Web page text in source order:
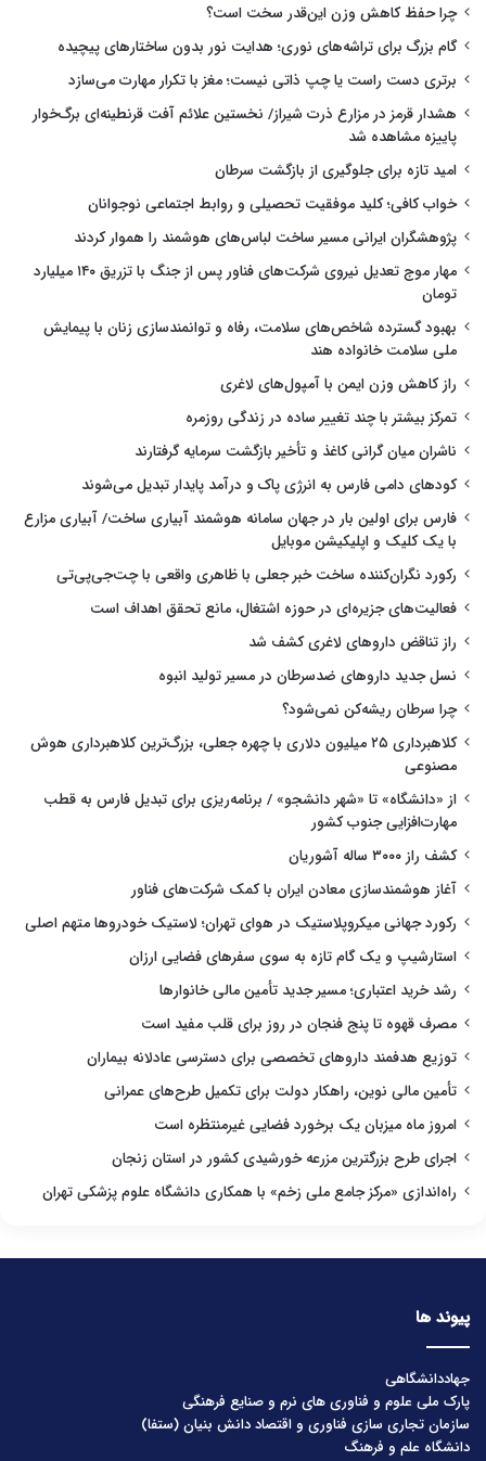
چرا حفظ کاهش وزن این‌قدر سخت است؟
گام بزرگ برای تراشه‌های نوری؛ هدایت نور بدون ساختارهای پیچیده
برتری دست راست یا چپ ذاتی نیست؛ مغز با تکرار مهارت می‌سازد
هشدار قرمز در مزارع ذرت شیراز/ نخستین علائم آفت قرنطینه‌ای برگ‌خوار
پاییزه مشاهده شد
امید تازه برای جلوگیری از بازگشت سرطان
خواب کافی؛ کلید موفقیت تحصیلی و روابط اجتماعی نوجوانان
پژوهشگران ایرانی مسیر ساخت لباس‌های هوشمند را هموار کردند
مهار موج تعدیل نیروی شرکت‌های فناور پس از جنگ با تزریق ۱۴۰ میلیارد
تومان
بهبود گسترده شاخص‌های سلامت، رفاه و توانمندسازی زنان با پیمایش
ملی سلامت خانواده هند
راز کاهش وزن ایمن با آمپول‌های لاغری
تمرکز بیشتر با چند تغییر ساده در زندگی روزمره
ناشران میان گرانی کاغذ و تأخیر بازگشت سرمایه گرفتارند
کودهای دامی فارس به انرژی پاک و درآمد پایدار تبدیل می‌شوند
فارس برای اولین بار در جهان سامانه هوشمند آبیاری ساخت/ آبیاری مزارع
با یک کلیک و اپلیکیشن موبایل
رکورد نگران‌کننده ساخت خبر جعلی با ظاهری واقعی با چت‌جی‌پی‌تی
فعالیت‌های جزیره‌ای در حوزه اشتغال، مانع تحقق اهداف است
راز تناقض داروهای لاغری کشف شد
نسل جدید داروهای ضدسرطان در مسیر تولید انبوه
چرا سرطان ریشه‌کن نمی‌شود؟
کلاهبرداری ۲۵ میلیون دلاری با چهره جعلی، بزرگ‌ترین کلاهبرداری هوش
مصنوعی
از «دانشگاه» تا «شهر دانشجو» / برنامه‌ریزی برای تبدیل فارس به قطب
مهارت‌افزایی جنوب کشور
کشف راز ۳۰۰۰ ساله آشوریان
آغاز هوشمندسازی معادن ایران با کمک شرکت‌های فناور
رکورد جهانی میکروپلاستیک در هوای تهران؛ لاستیک خودروها متهم اصلی
استارشیپ و یک گام تازه به سوی سفرهای فضایی ارزان
رشد خرید اعتباری؛ مسیر جدید تأمین مالی خانوارها
مصرف قهوه تا پنج فنجان در روز برای قلب مفید است
توزیع هدفمند داروهای تخصصی برای دسترسی عادلانه بیماران
تأمین مالی نوین، راهکار دولت برای تکمیل طرح‌های عمرانی
امروز ماه میزبان یک برخورد فضایی غیرمنتظره است
اجرای طرح بزرگترین مزرعه خورشیدی کشور در استان زنجان
راه‌اندازی «مرکز جامع ملی زخم» با همکاری دانشگاه علوم پزشکی تهران
پیوند ها
جهاددانشگاهی
پارک ملی علوم و فناوری های نرم و صنایع فرهنگی
سازمان تجاری سازی فناوری و اقتصاد دانش بنیان (ستفا)
دانشگاه علم و فرهنگ